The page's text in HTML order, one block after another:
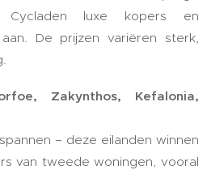
luxe kopers en
De prijzen variëren sterk,
Zakynthos, Kefalonia,
– deze eilanden winnen
van tweede woningen, vooral